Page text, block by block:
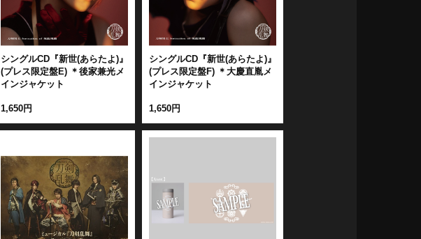
シングルCD『新世(あらたよ)』
(プレス限定盤E) ＊後家兼光メ
インジャケット
1,650円
シングルCD『新世(あらたよ)』
(プレス限定盤F) ＊大慶直胤メ
インジャケット
1,650円